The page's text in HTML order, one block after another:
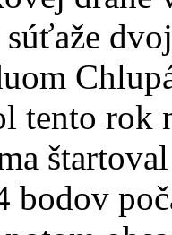
tento rok
bodov